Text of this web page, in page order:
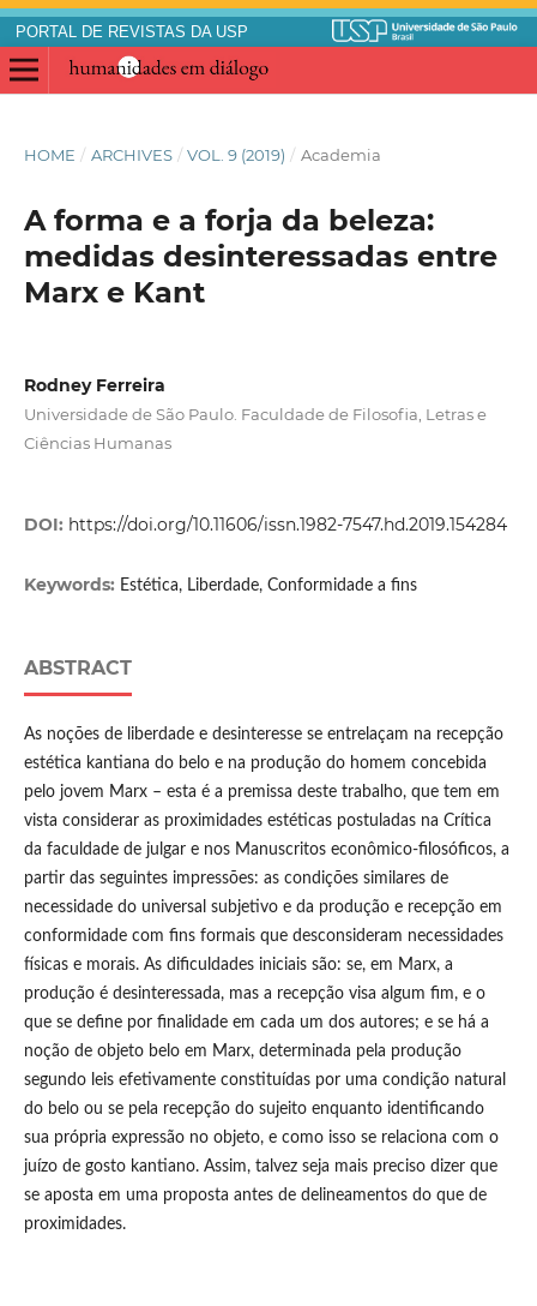
PORTAL DE REVISTAS DA USP
HOME / ARCHIVES / VOL. 9 (2019) / Academia
A forma e a forja da beleza:
medidas desinteressadas entre
Marx e Kant
Rodney Ferreira
Universidade de São Paulo. Faculdade de Filosofia, Letras e
Ciências Humanas
DOI: https://doi.org/10.11606/issn.1982-7547.hd.2019.154284
Keywords: Estética, Liberdade, Conformidade a fins
ABSTRACT
As noções de liberdade e desinteresse se entrelaçam na recepção
estética kantiana do belo e na produção do homem concebida
pelo jovem Marx – esta é a premissa deste trabalho, que tem em
vista considerar as proximidades estéticas postuladas na Crítica
da faculdade de julgar e nos Manuscritos econômico-filosóficos, a
partir das seguintes impressões: as condições similares de
necessidade do universal subjetivo e da produção e recepção em
conformidade com fins formais que desconsideram necessidades
físicas e morais. As dificuldades iniciais são: se, em Marx, a
produção é desinteressada, mas a recepção visa algum fim, e o
que se define por finalidade em cada um dos autores; e se há a
noção de objeto belo em Marx, determinada pela produção
segundo leis efetivamente constituídas por uma condição natural
do belo ou se pela recepção do sujeito enquanto identificando
sua própria expressão no objeto, e como isso se relaciona com o
juízo de gosto kantiano. Assim, talvez seja mais preciso dizer que
se aposta em uma proposta antes de delineamentos do que de
proximidades.